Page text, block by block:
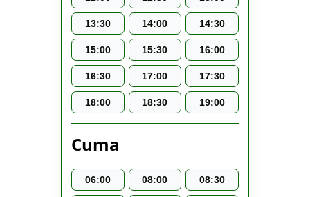
13:30 14:00 14:30
15:00 15:30 16:00
16:30 17:00 17:30
18:00 18:30 19:00
Cuma
06:00 08:00 08:30